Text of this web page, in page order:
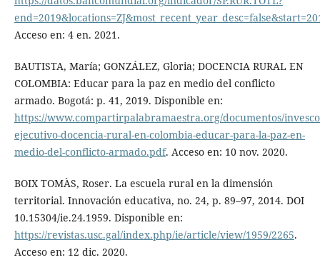
Acceso en: 4 en. 2021.
BAUTISTA, María; GONZÁLEZ, Gloria; DOCENCIA RURAL EN
COLOMBIA: Educar para la paz en medio del conflicto
armado. Bogotá: p. 41, 2019. Disponible en:
https://www.compartirpalabramaestra.org/documentos/
ejecutivo-docencia-rural-en-colombia-educar-para-la-paz-en-
medio-del-conflicto-armado.pdf. Acceso en: 10 nov. 2020.
BOIX TOMÀS, Roser. La escuela rural en la dimensión
territorial. Innovación educativa, no. 24, p. 89–97, 2014. DOI
10.15304/ie.24.1959. Disponible en:
https://revistas.usc.gal/index.php/ie/article/view/1959/2265.
Acceso en: 12 dic. 2020.